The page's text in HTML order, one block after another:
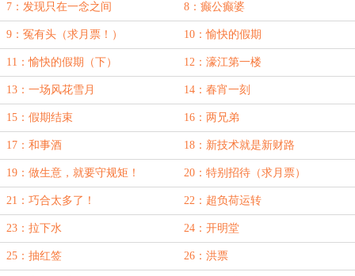
7：发现只在一念之间 8：癫公癫婆
9：冤有头（求月票！） 10：愉快的假期
11：愉快的假期（下） 12：濠江第一楼
13：一场风花雪月 14：春宵一刻
15：假期结束 16：两兄弟
17：和事酒 18：新技术就是新财路
19：做生意，就要守规矩！ 20：特别招待（求月票）
21：巧合太多了！ 22：超负荷运转
23：拉下水 24：开明堂
25：抽红签 26：洪票